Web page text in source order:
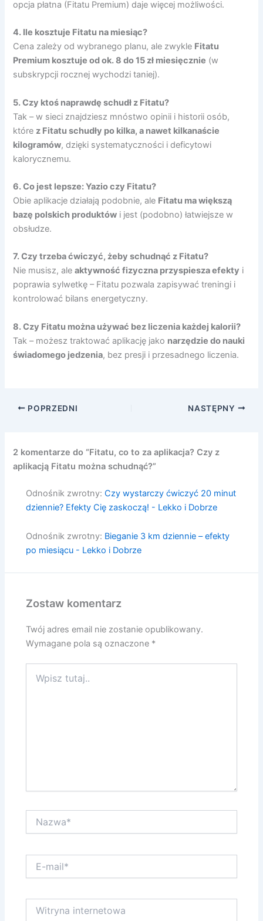
opcja płatna (Fitatu Premium) daje więcej możliwości.
4. Ile kosztuje Fitatu na miesiąc?
Cena zależy od wybranego planu, ale zwykle Fitatu
Premium kosztuje od ok.8do 15 zł miesięcznie (w
subskrypcji rocznej wychodzi taniej).
5. Czy ktoś naprawdę schudł z Fitatu?
Tak – w sieci znajdziesz mnóstwo opinii i historii osób,
które z Fitatu schudły po kilka, a nawet kilkanaście
kilogramów, dzięki systematyczności i deficytowi
kalorycznemu.
6. Co jest lepsze: Yazio czy Fitatu?
Obie aplikacje działają podobnie, ale Fitatu ma większą
bazę polskich produktów i jest (podobno) łatwiejsze w
obsłudze.
7. Czy trzeba ćwiczyć, żeby schudnąć z Fitatu?
Nie musisz, aleaktywność fizyczna przyspiesza efekty i
poprawia sylwetkę – Fitatu pozwala zapisywać treningi i
kontrolować bilans energetyczny.
8. Czy Fitatu można używać bez liczenia każdej kalorii?
Tak – możesz traktować aplikację jako narzędzie do nauki
świadomego jedzenia, bez presji i przesadnego liczenia.
POPRZEDNI NASTĘPNY
2 komentarze do “Fitatu, co to za aplikacja? Czy z
aplikacją Fitatu można schudnąć?”
Odnośnik zwrotny:Czy wystarczy ćwiczyć 20 minut
dziennie? Efekty Cię zaskoczą! - Lekko i Dobrze
Odnośnik zwrotny: Bieganie 3 km dziennie – efekty
po miesiącu - Lekko i Dobrze
Zostaw komentarz
Twój adres email nie zostanie opublikowany.
Wymagane pola są oznaczone *
tutaj..
mail*
internetowa